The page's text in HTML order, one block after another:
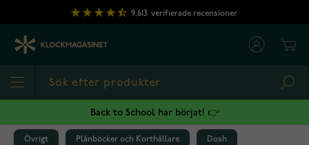
Hoppa till innehållet
9,613 verifierade recensioner
Back to School har börjat! 👉
Övrigt Plånböcker och Korthållare Dosh